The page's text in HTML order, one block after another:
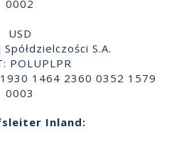
0002
USD
S.A.
POLUPLPR
1464 2360 0352 1579
0003
Inland: